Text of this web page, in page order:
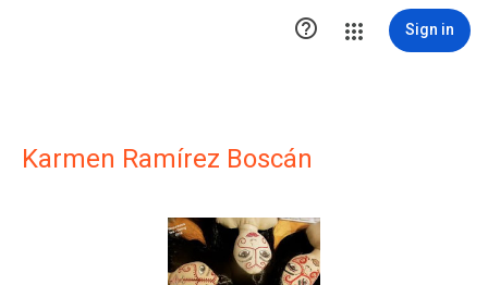
 Sign in
Karmen Ramírez Boscán